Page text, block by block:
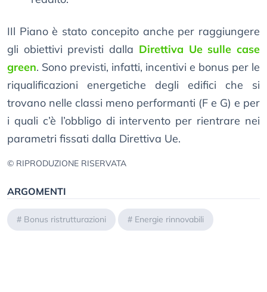
IIl Piano è stato concepito anche per raggiungere
gli obiettivi previsti dalla Direttiva Ue sulle case
green. Sono previsti, infatti, incentivi e bonus per le
riqualificazioni energetiche degli edifici che si
trovano nelle classi meno performanti (F e G) e per
i quali c’è l’obbligo di intervento per rientrare nei
parametri fissati dalla Direttiva Ue.
© RIPRODUZIONE RISERVATA
ARGOMENTI
# Bonus ristrutturazioni # Energie rinnovabili